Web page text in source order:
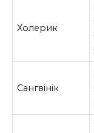
Холерик
Сангвінік